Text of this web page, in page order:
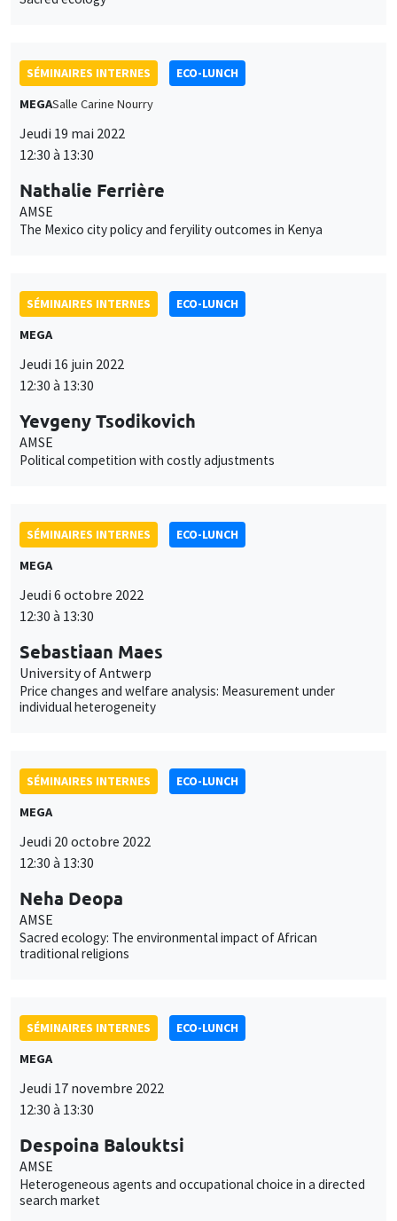
SÉMINAIRES INTERNES
ECO-LUNCH
MEGASalle Carine Nourry
Jeudi 19 mai 2022
12:30 à 13:30
Nathalie Ferrière
AMSE
The Mexico city policy and feryility outcomes in Kenya
SÉMINAIRES INTERNES
ECO-LUNCH
MEGA
Jeudi 16 juin 2022
12:30 à 13:30
Yevgeny Tsodikovich
AMSE
Political competition with costly adjustments
SÉMINAIRES INTERNES
ECO-LUNCH
MEGA
Jeudi 6 octobre 2022
12:30 à 13:30
Sebastiaan Maes
University of Antwerp
Price changes and welfare analysis: Measurement under
individual heterogeneity
SÉMINAIRES INTERNES
ECO-LUNCH
MEGA
Jeudi 20 octobre 2022
12:30 à 13:30
Neha Deopa
AMSE
Sacred ecology: The environmental impact of African
traditional religions
SÉMINAIRES INTERNES
ECO-LUNCH
MEGA
Jeudi 17 novembre 2022
12:30 à 13:30
Despoina Balouktsi
AMSE
Heterogeneous agents and occupational choice in a directed
search market